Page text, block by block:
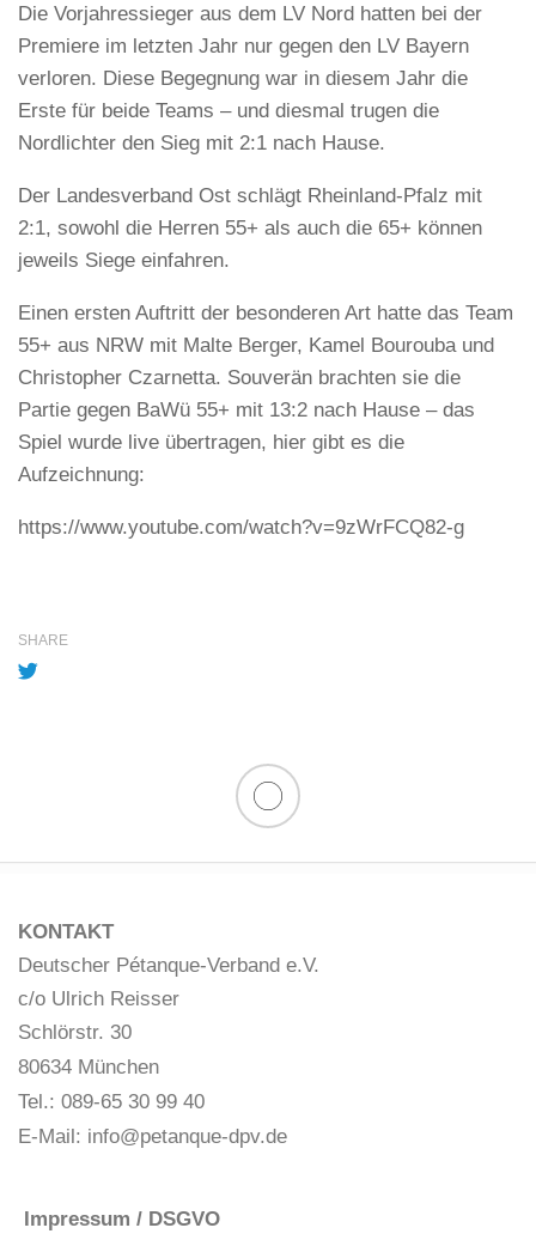
Die Vorjahressieger aus dem LV Nord hatten bei der
Premiere im letzten Jahr nur gegen den LV Bayern
verloren. Diese Begegnung war in diesem Jahr die
Erste für beide Teams – und diesmal trugen die
Nordlichter den Sieg mit 2:1 nach Hause.
Der Landesverband Ost schlägt Rheinland-Pfalz mit
2:1, sowohl die Herren 55+ als auch die 65+ können
jeweils Siege einfahren.
Einen ersten Auftritt der besonderen Art hatte das Team
55+ aus NRW mit Malte Berger, Kamel Bourouba und
Christopher Czarnetta. Souverän brachten sie die
Partie gegen BaWü 55+ mit 13:2 nach Hause – das
Spiel wurde live übertragen, hier gibt es die
Aufzeichnung:
https://www.youtube.com/watch?v=9zWrFCQ82-g
SHARE
KONTAKT
Deutscher Pétanque-Verband e.V.
c/o Ulrich Reisser
Schlörstr. 30
80634 München
Tel.: 089-65 30 99 40
E-Mail: info@petanque-dpv.de
Impressum / DSGVO